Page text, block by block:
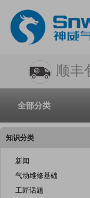
顺丰
全部分类
知识分类
新闻
气动维修基础
工匠话题